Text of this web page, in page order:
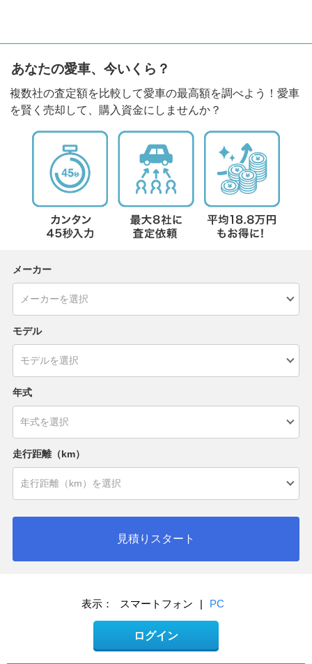
あなたの愛車、今いくら？
複数社の査定額を比較して愛車の最高額を調べよう！愛車
を賢く売却して、購入資金にしませんか？
メーカー
モデル
年式
走行距離（km）
見積りスタート
表示： スマートフォン | PC
ログイン